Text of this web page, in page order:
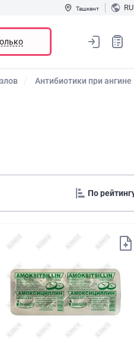
Ташкент RU
Антибиотики при ангине